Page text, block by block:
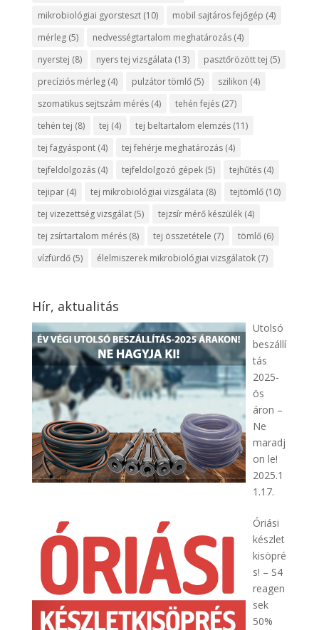
mikrobiológiai gyorsteszt(10) mobil sajtáros fejőgép (4)
mérleg(5) nedvességtartalom meghatározás(4)
nyerstej (8) nyers tej vizsgálata (13) pasztőrözött tej (5)
precíziós mérleg(4) pulzátor tömlő(5) szilikon (4)
szomatikus sejtszám mérés(4) tehén fejés(27)
tehén tej (8) tej (4) tej beltartalom elemzés(11)
tej fagyáspont(4) tej fehérje meghatározás(4)
tejfeldolgozás(4) tejfeldolgozó gépek(5) tejhűtés(4)
tejipar(4) tej mikrobiológiai vizsgálata (8) tejtömlő(10)
tej vizezettség vizsgálat(5) tejzsír mérő készülék(4)
tej zsírtartalom mérés(8) tej összetétele (7) tömlő(6)
vízfürdő(5) élelmiszerek mikrobiológiai vizsgálatok(7)
Hír, aktualitás
Utolsó
beszállí
tás
2025-
ös
áron –
Ne
maradj
on le!
2025.1
1.17.
Óriási
készlet
kisöpré
s! – S4
reagen
sek
50%